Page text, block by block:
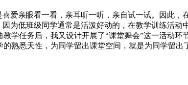
爱亲眼看一看，亲耳听一听，亲自试一试。因此
为低班级同学通常是活泼好动的，在教学训练活动
学任务后，我又设计开展了“课堂舞会”这一活动
熟悉天性，为同学留出课堂空间，就是为同学留